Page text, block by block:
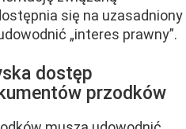
się na uzasadniony
„interes prawny”.
dostęp
przodków